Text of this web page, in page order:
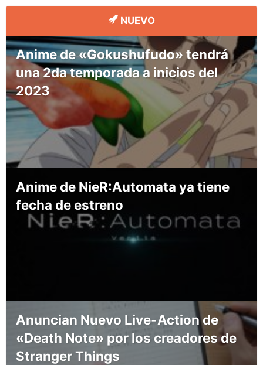
NUEVO
Anime de «Gokushufudo» tendrá
una 2da temporada a inicios del
2023
Anime de NieR:Automata ya tiene
fecha de estreno
Anuncian Nuevo Live-Action de
«Death Note» por los creadores de
Stranger Things